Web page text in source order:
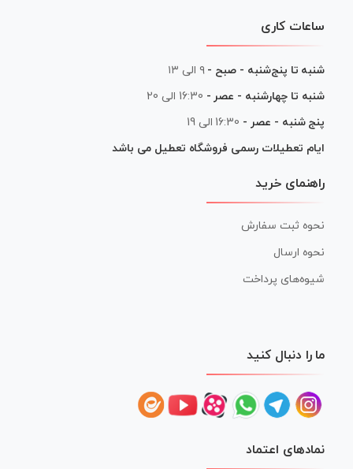
ساعات کاری
شنبه تا پنج‌شنبه - صبح - ۹ الی ۱۳
شنبه تا چهارشنبه - عصر - 16:30 الی 20
پنج شنبه - عصر - 16:30 الی 19
ایام تعطیلات رسمی فروشگاه تعطیل می باشد
راهنمای خرید
نحوه ثبت سفارش
نحوه ارسال
شیوه‌های پرداخت
ما را دنبال کنید
نمادهای اعتماد